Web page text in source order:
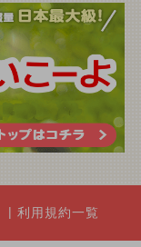
利用規約一覧